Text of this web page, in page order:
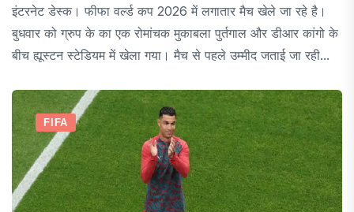
इंटरनेट डेस्क। फीफा वर्ल्ड कप 2026 में लगातार मैच खेले जा रहे है।
बुधवार को ग्रुप के का एक रोमांचक मुकाबला पुर्तगाल और डीआर कांगो के
बीच ह्यूस्टन स्टेडियम में खेला गया। मैच से पहले उम्मीद जताई जा रही...
FIFA